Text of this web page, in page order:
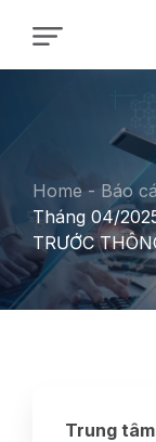
Home - Báo
Tháng 04/
TRƯỚC
Trung